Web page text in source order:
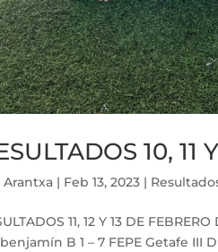
10, 11
Arantxa | Feb 13, 2023 |
11, 12 Y 13 DE
B 1 – 7 FEPE Getafe III